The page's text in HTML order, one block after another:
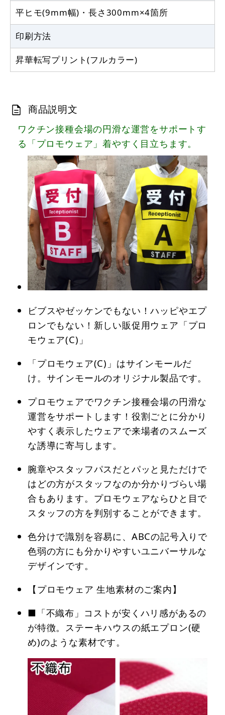
平ヒモ(9mm幅)・長さ300mm×4箇所
印刷方法
昇華転写プリント(フルカラー)
商品説明文
ワクチン接種会場の円滑な運営をサポートす
る「プロモウェア」着やすく目立ちます。
ビブスやゼッケンでもない！ハッピやエプ
ロンでもない！新しい販促用ウェア「プロ
モウェア(C)」
「プロモウェア(C)」はサインモールだ
け。サインモールのオリジナル製品です。
プロモウェアでワクチン接種会場の円滑な
運営をサポートします！役割ごとに分かり
やすく表示したウェアで来場者のスムーズ
な誘導に寄与します。
腕章やスタッフパスだとパッと見ただけで
はどの方がスタッフなのか分かりづらい場
合もあります。プロモウェアならひと目で
スタッフの方を判別することができます。
色分けで識別を容易に、ABCの記号入りで
色弱の方にも分かりやすいユニバーサルな
デザインです。
【プロモウェア 生地素材のご案内】
■「不織布」コストが安くハリ感があるの
が特徴。ステーキハウスの紙エプロン(硬
め)のような素材です。